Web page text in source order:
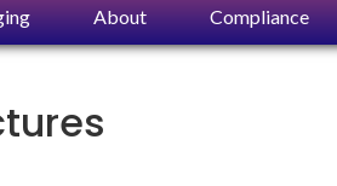
About Compliance